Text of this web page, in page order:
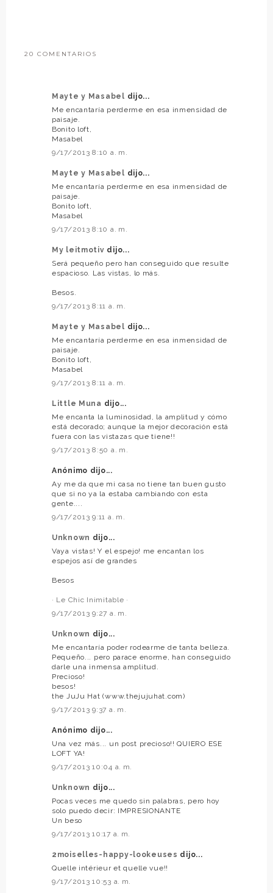
20 COMENTARIOS
Mayte y Masabel dijo...
Me encantaría perderme en esa inmensidad de
paisaje.
Bonito loft,
Masabel
9/17/2013 8:10 a. m.
Mayte y Masabel dijo...
Me encantaría perderme en esa inmensidad de
paisaje.
Bonito loft,
Masabel
9/17/2013 8:10 a. m.
My leitmotiv dijo...
Será pequeño pero han conseguido que resulte
espacioso. Las vistas, lo más.
Besos.
9/17/2013 8:11 a. m.
Mayte y Masabel dijo...
Me encantaría perderme en esa inmensidad de
paisaje.
Bonito loft,
Masabel
9/17/2013 8:11 a. m.
Little Muna dijo...
Me encanta la luminosidad, la amplitud y cómo
está decorado; aunque la mejor decoración está
fuera con las vistazas que tiene!!
9/17/2013 8:50 a. m.
Anónimo dijo...
Ay me da que mi casa no tiene tan buen gusto
que si no ya la estaba cambiando con esta
gente....
9/17/2013 9:11 a. m.
Unknown dijo...
Vaya vistas! Y el espejo! me encantan los
espejos así de grandes
Besos
· Le Chic Inimitable ·
9/17/2013 9:27 a. m.
Unknown dijo...
Me encantaría poder rodearme de tanta belleza.
Pequeño... pero parace enorme, han conseguido
darle una inmensa amplitud.
Precioso!
besos!
the JuJu Hat (www.thejujuhat.com)
9/17/2013 9:37 a. m.
Anónimo dijo...
Una vez más... un post precioso!! QUIERO ESE
LOFT YA!
9/17/2013 10:04 a. m.
Unknown dijo...
Pocas veces me quedo sin palabras, pero hoy
solo puedo decir: IMPRESIONANTE
Un beso
9/17/2013 10:17 a. m.
2moiselles-happy-lookeuses dijo...
Quelle intérieur et quelle vue!!
9/17/2013 10:53 a. m.